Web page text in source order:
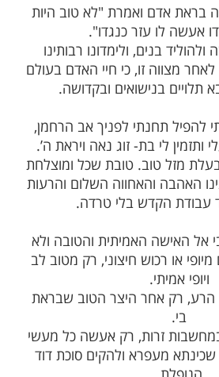
התחברו לכל
בלחיצה כאן >>>​
ואמרת "לא טוב היות
לו עזר כנגדו".
ולימדונו רבותינו
בנישואים ובקדושה.
תחנתי לפניך אב הרחמן,
בת- זוג נאה ויראת ה’.
טוב. טובת שכל ומוצלחת
והאחווה השלום והרעות